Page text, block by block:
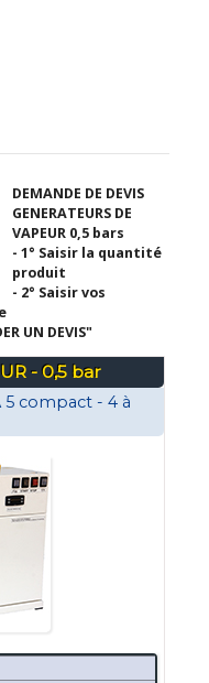
DEMANDE DE DEVIS
GENERATEURS DE
VAPEUR 0,5 bars
- 1° Saisir la quantité
produit
- 2° Saisir vos
UN DEVIS"
- 0,5 bar
5 compact - 4 à